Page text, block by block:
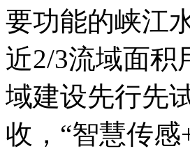
要功能的峡江
近2/3流域面积
域建设先行先
收，“智慧传